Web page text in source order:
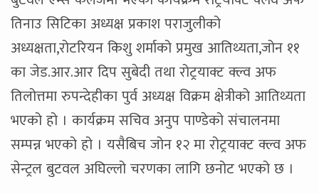
तिनाउ सिटिका अध्यक्ष प्रकाश पराजुलीको
अध्यक्षता,रोटरियन किशु शर्माको प्रमुख आतिथ्यता,जोन ११
का जेड.आर.आर दिप सुबेदी तथा रोट्रयाक्ट क्ल्व अफ
तिलोत्तमा रुपन्देहीका पुर्व अध्यक्ष विक्रम क्षेत्रीको आतिथ्यता
भएको हो । कार्यक्रम सचिव अनुप पाण्डेको संचालनमा
सम्पन्न भएको हो । यसैबिच जोन १२ मा रोट्रयाक्ट क्ल्व अफ
सेन्ट्रल बुटवल अघिल्लो चरणका लागि छनोट भएको छ ।